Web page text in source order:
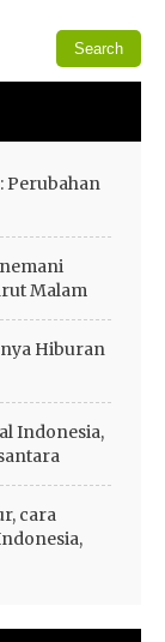
Perubahan
Malam
Hiburan
Indonesia,
cara